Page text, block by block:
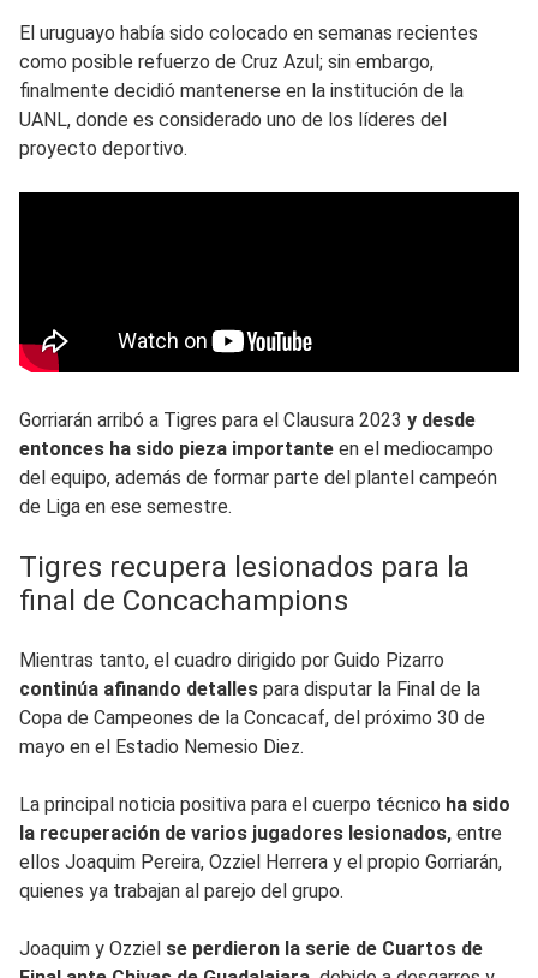
El uruguayo había sido colocado en semanas recientes
como posible refuerzo de Cruz Azul; sin embargo,
finalmente decidió mantenerse en la institución de la
UANL, donde es considerado uno de los líderes del
proyecto deportivo.
Gorriarán arribó a Tigres para el Clausura 2023 y desde
entonces ha sido pieza importante en el mediocampo
del equipo, además de formar parte del plantel campeón
de Liga en ese semestre.
Tigres recupera lesionados para la
final de Concachampions
Mientras tanto, el cuadro dirigido por Guido Pizarro
continúa afinando detalles para disputar la Final de la
Copa de Campeones de la Concacaf, del próximo 30 de
mayo en el Estadio Nemesio Diez.
La principal noticia positiva para el cuerpo técnico ha sido
la recuperación de varios jugadores lesionados, entre
ellos Joaquim Pereira, Ozziel Herrera y el propio Gorriarán,
quienes ya trabajan al parejo del grupo.
Joaquim y Ozziel se perdieron la serie de Cuartos de